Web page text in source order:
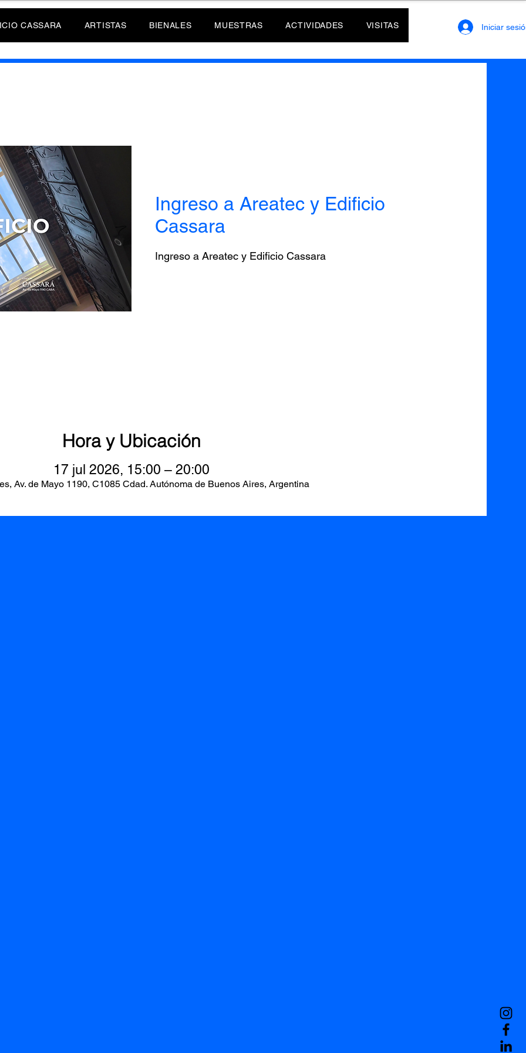
CASSARA ARTISTAS BIENALES MUESTRAS ACTIVIDADES VISITAS Iniciar
Ingreso a Areatec y Edificio
Cassara
Ingreso a Areatec y Edificio Cassara
Hora y Ubicación
17 jul 2026, 15:00 – 20:00
Av. de Mayo 1190, C1085 Cdad. Autónoma de Buenos Aires, Argentina